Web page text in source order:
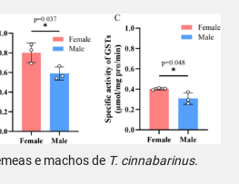
e machos de T. cinnabarinus.